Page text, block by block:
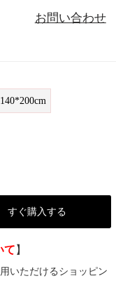
お問い合わせ
140*200cm
すぐ購入する
て 】
いただけるショッピン